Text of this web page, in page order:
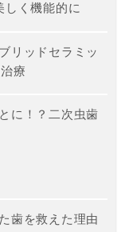
しく機能的に
リッドセラミッ
療
に！？二次虫歯
歯を救えた理由